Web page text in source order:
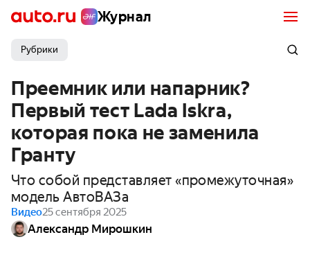
Журнал
Рубрики
Преемник или напарник?
Первый тест Lada Iskra,
которая пока не заменила
Гранту
Что собой представляет «промежуточная»
модель АвтоВАЗа
Видео25 сентября 2025
Александр Мирошкин